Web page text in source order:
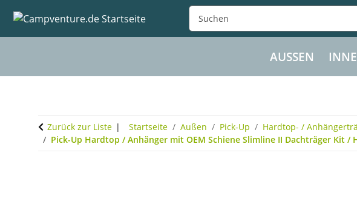
AUSSEN
Zurück zur Liste Startseite Außen Pick-Up
Hardtop- /
Pick-Up Hardtop / Anhänger mit OEM Schiene Slimline II Dachträger Kit /